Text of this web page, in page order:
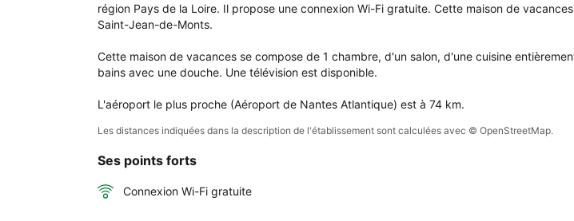
région Pays de la Loire. Il propose une connexion Wi-Fi gratuite. Cette maison de
Saint-Jean-de-Monts.
Cette maison de vacances se compose de 1 chambre, d'un salon, d'une cuisine
bains avec une douche. Une télévision est disponible.
L'aéroport le plus proche (Aéroport de Nantes Atlantique) est à 74 km.
Les distances indiquées dans la description de l'établissement sont calculées avec © OpenStreetMap.
Ses points forts
Connexion Wi-Fi gratuite